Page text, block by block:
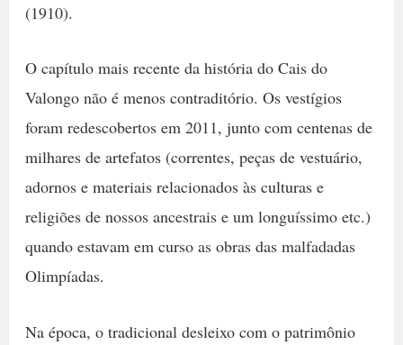
(1910).
O capítulo mais recente da história do Cais do
Valongo não é menos contraditório. Os vestígios
foram redescobertos em 2011, junto com centenas de
milhares de artefatos (correntes, peças de vestuário,
adornos e materiais relacionados às culturas e
religiões de nossos ancestrais e um longuíssimo etc.)
quando estavam em curso as obras das malfadadas
Olimpíadas.
Na época, o tradicional desleixo com o patrimônio